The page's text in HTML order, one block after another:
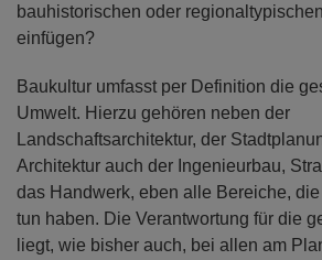
bauhistorischen oder
einfügen?
Baukultur umfasst per Definition die
Umwelt. Hierzu gehören neben der
Landschaftsarchitektur, der
Architektur auch der Ingenieurbau,
das Handwerk, eben alle Bereiche,
tun haben. Die Verantwortung für die
liegt, wie bisher auch, bei allen am